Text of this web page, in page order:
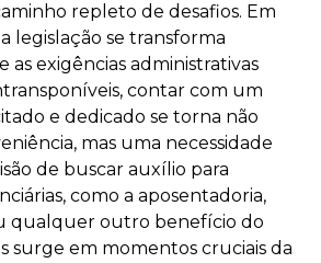
repleto de desafios. Em
legislação se transforma
exigências administrativas
contar com um
e dedicado se torna não
mas uma necessidade
de buscar auxílio para
como a aposentadoria,
qualquer outro benefício do
surge em momentos cruciais da